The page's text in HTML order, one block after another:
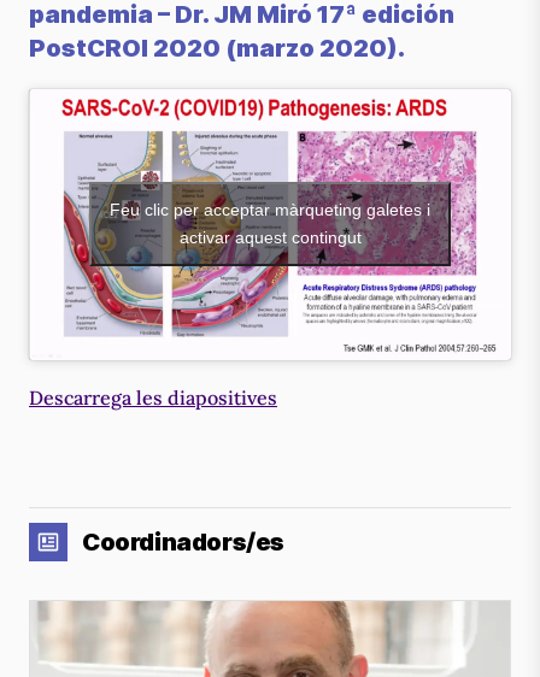
pandemia – Dr. JM Miró 17ª edición
PostCROI 2020 (marzo 2020).
Feu clic per acceptar màrqueting galetes i
activar aquest contingut
Descarrega les diapositives
Coordinadors/es